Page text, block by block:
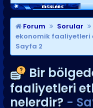
SON MESAJLAR
KISAYOLLAR
Forum Sorular
ekonomik faaliyetleri
Sayfa 2
Bir
faaliyetleri
nelerdir? -